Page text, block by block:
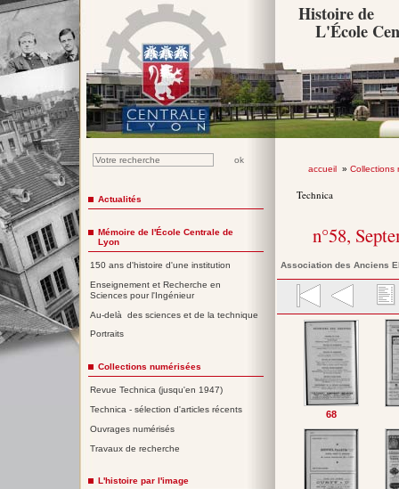
Histoire de
L'École
accueil» Collections
Technica
n°58,
Association des Anciens
68
Actualités
Mémoire de l'École Centrale de
Lyon
150 ans d'histoire d'une institution
Enseignement et Recherche en
Sciences pour l'Ingénieur
Au-delà des sciences et de la technique
Portraits
Collections numérisées
Revue Technica (jusqu'en 1947)
Technica - sélection d'articles récents
Ouvrages numérisés
Travaux de recherche
L'histoire par l'image